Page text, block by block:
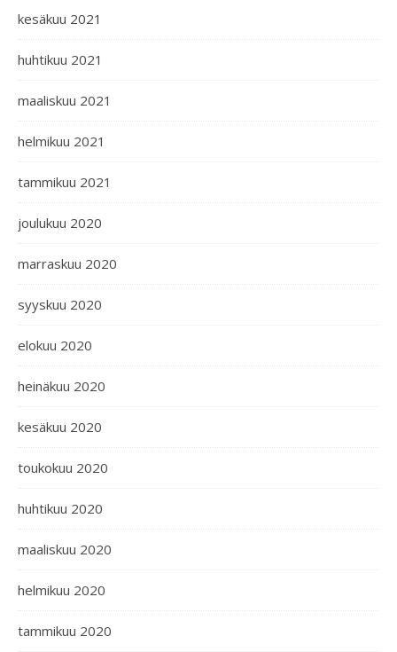
kesäkuu 2021
huhtikuu 2021
maaliskuu 2021
helmikuu 2021
tammikuu 2021
joulukuu 2020
marraskuu 2020
syyskuu 2020
elokuu 2020
heinäkuu 2020
kesäkuu 2020
toukokuu 2020
huhtikuu 2020
maaliskuu 2020
helmikuu 2020
tammikuu 2020